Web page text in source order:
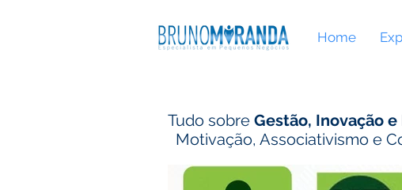
Home
Tudo sobre Gestão, Inovação
Motivação, Associativismo e